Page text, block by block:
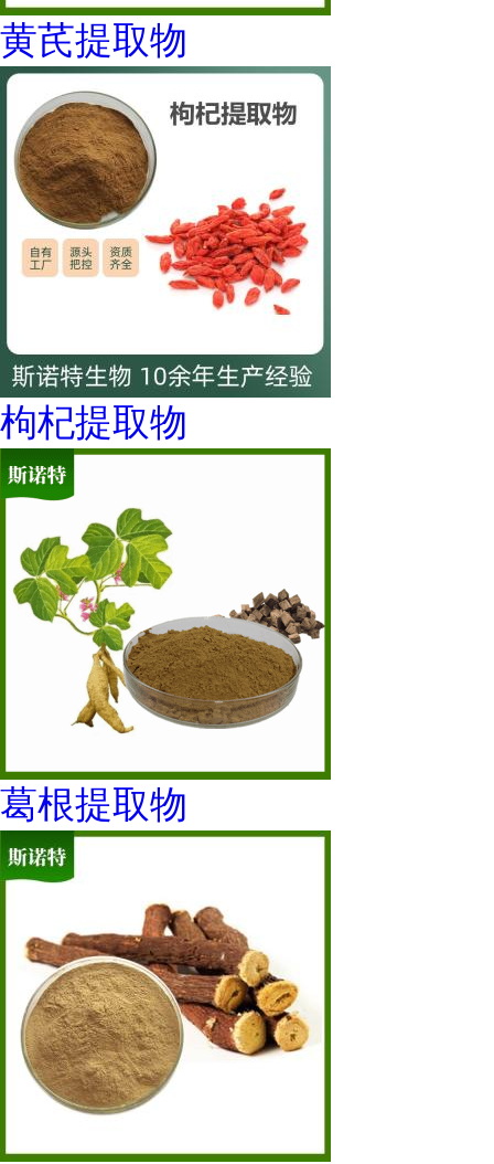
黄芪提取物
枸杞提取物
葛根提取物